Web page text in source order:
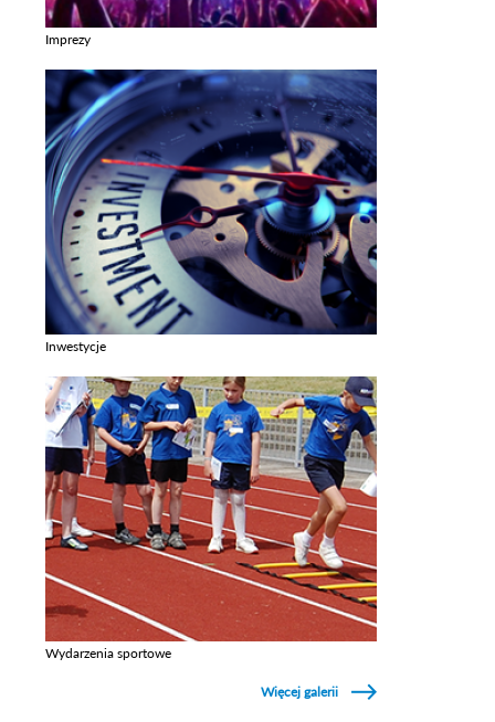
Imprezy
Inwestycje
Wydarzenia sportowe
Więcej galerii